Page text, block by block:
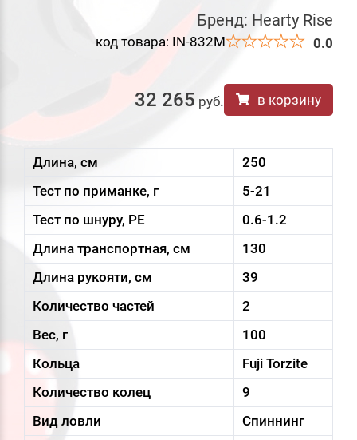
Бренд: Hearty Rise
код товара: IN-832M 0.0
32 265 руб. в корзину
Длина, см
250
Тест по приманке, г
5-21
Тест по шнуру, PE
0.6-1.2
Длина транспортная, см
130
Длина рукояти, см
39
Количество частей
2
Вес, г
100
Кольца
Fuji Torzite
Количество колец
9
Вид ловли
Спиннинг